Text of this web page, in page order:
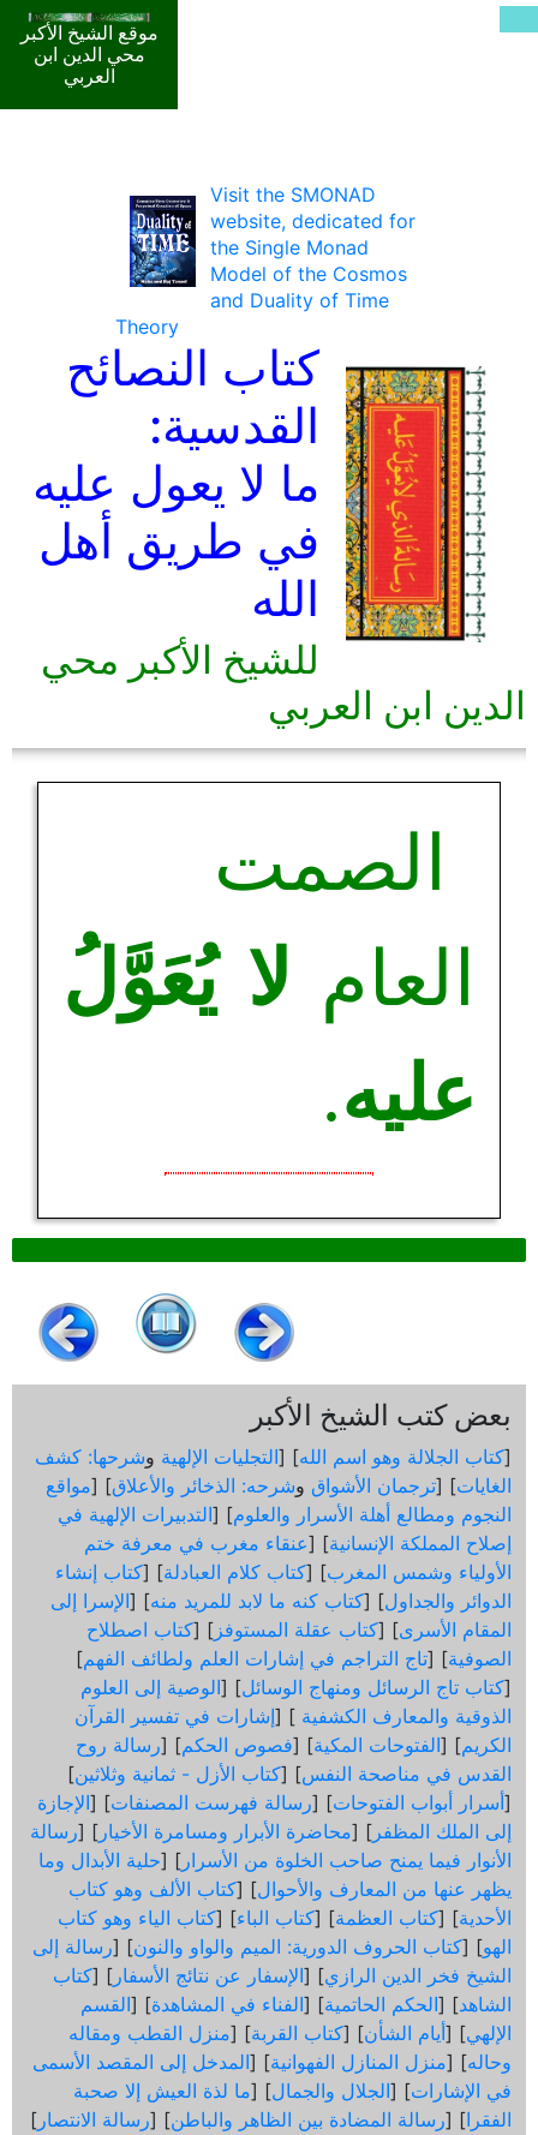
موقع الشيخ الأكبر
محي الدين ابن
العربي
Visit the SMONAD
website, dedicated for
the Single Monad
Model of the Cosmos
and Duality of Time
Theory
كتاب النصائح
القدسية:
ما لا يعول عليه
في طريق أهل
الله
للشيخ الأكبر محي
الدين ابن العربي
الصمت
العام لا يُعَوَّلُ
عليه.
بعض كتب الشيخ الأكبر
[كتاب الجلالة وهو اسم الله] [التجليات الإلهية وشرحها: كشف
الغايات] [ترجمان الأشواق وشرحه: الذخائر والأعلاق] [مواقع
النجوم ومطالع أهلة الأسرار والعلوم] [التدبيرات الإلهية في
إصلاح المملكة الإنسانية] [عنقاء مغرب في معرفة ختم
الأولياء وشمس المغرب] [كتاب كلام العبادلة] [كتاب إنشاء
الدوائر والجداول] [كتاب كنه ما لابد للمريد منه] [الإسرا إلى
المقام الأسرى] [كتاب عقلة المستوفز ] [كتاب اصطلاح
الصوفية] [تاج التراجم في إشارات العلم ولطائف الفهم]
[كتاب تاج الرسائل ومنهاج الوسائل] [الوصية إلى العلوم
الذوقية والمعارف الكشفية ] [إشارات في تفسير القرآن
الكريم] [الفتوحات المكية] [فصوص الحكم] [رسالة روح
القدس في مناصحة النفس] [كتاب الأزل - ثمانية وثلاثين]
[أسرار أبواب الفتوحات] [رسالة فهرست المصنفات] [الإجازة
إلى الملك المظفر ] [محاضرة الأبرار ومسامرة الأخيار ] [رسالة
الأنوار فيما يمنح صاحب الخلوة من الأسرار ] [حلية الأبدال وما
يظهر عنها من المعارف والأحوال] [كتاب الألف وهو كتاب
الأحدية] [كتاب العظمة] [كتاب الباء] [كتاب الياء وهو كتاب
الهو] [كتاب الحروف الدورية: الميم والواو والنون] [رسالة إلى
الشيخ فخر الدين الرازي] [الإسفار عن نتائج الأسفار ] [كتاب
الشاهد] [الحكم الحاتمية] [الفناء في المشاهدة] [القسم
الإلهي] [أيام الشأن] [كتاب القربة] [منزل القطب ومقاله
وحاله] [منزل المنازل الفهوانية] [المدخل إلى المقصد الأسمى
في الإشارات] [الجلال والجمال] [ما لذة العيش إلا صحبة
الفقرا] [رسالة المضادة بين الظاهر والباطن] [رسالة الانتصار ]